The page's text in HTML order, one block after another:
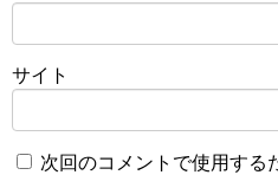
サイト
次回のコメントで使用する